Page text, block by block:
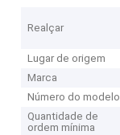
Realçar
Lugar de origem
Marca
Número do modelo
Quantidade de
ordem mínima